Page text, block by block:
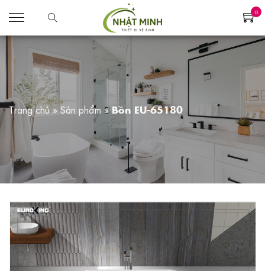
0
Trang chủ» Sản phẩm »Bồn EU-65180